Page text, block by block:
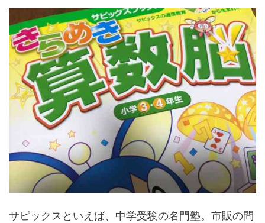
サピックスといえば、中学受験の名門塾。市販の問